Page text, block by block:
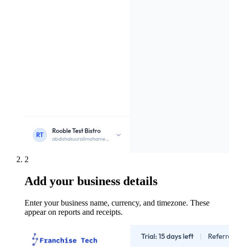
2
Add your business details
Enter your business name, currency, and timezone. These
appear on reports and receipts.